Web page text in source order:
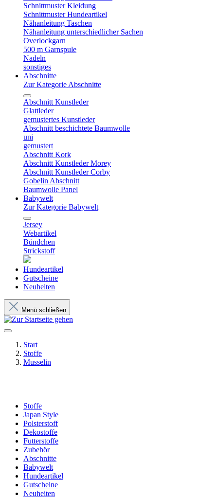
Schnittmuster Kleidung
Schnittmuster Hundeartikel
Nähanleitung Taschen
Nähanleitung unterschiedlicher Sachen
Overlockgarn
500 m Garnspule
Nadeln
sonstiges
Abschnitte
Zur Kategorie Abschnitte
Abschnitt Kunstleder
Glattleder
gemustertes Kunstleder
Abschnitt beschichtete Baumwolle
uni
gemustert
Abschnitt Kork
Abschnitt Kunstleder Morey
Abschnitt Kunstleder Corby
Gobelin Abschnitt
Baumwolle Panel
Babywelt
Zur Kategorie Babywelt
Jersey
Webartikel
Bündchen
Strickstoff
Hundeartikel
Gutscheine
Neuheiten
Menü schließen
Start
Stoffe
Musselin
Stoffe
Japan Style
Polsterstoff
Dekostoffe
Futterstoffe
Zubehör
Abschnitte
Babywelt
Hundeartikel
Gutscheine
Neuheiten